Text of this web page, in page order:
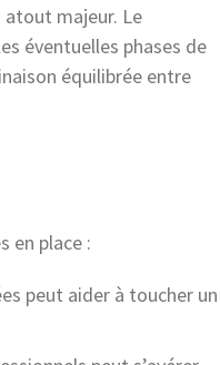
majeur. Le
éventuelles phases de
équilibrée entre
en place :
peut aider à toucher un